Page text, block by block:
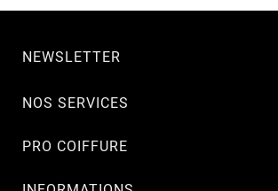
NEWSLETTER
NOS SERVICES
PRO COIFFURE